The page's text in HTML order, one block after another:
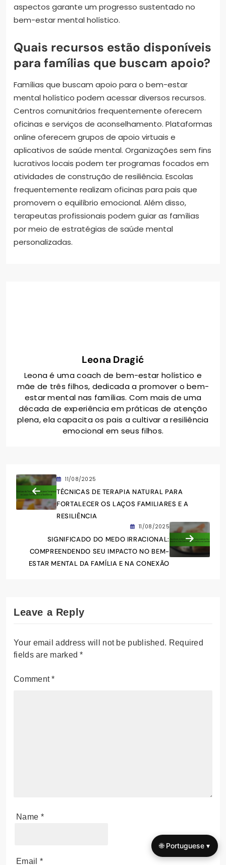
aspectos garante um progresso sustentado no
bem-estar mental holístico.
Quais recursos estão disponíveis
para famílias que buscam apoio?
Famílias que buscam apoio para o bem-estar
mental holístico podem acessar diversos recursos.
Centros comunitários frequentemente oferecem
oficinas e serviços de aconselhamento. Plataformas
online oferecem grupos de apoio virtuais e
aplicativos de saúde mental. Organizações sem fins
lucrativos locais podem ter programas focados em
atividades de construção de resiliência. Escolas
frequentemente realizam oficinas para pais que
promovem o equilíbrio emocional. Além disso,
terapeutas profissionais podem guiar as famílias
por meio de estratégias de saúde mental
personalizadas.
Leona Dragić
Leona é uma coach de bem-estar holístico e
mãe de três filhos, dedicada a promover o bem-
estar mental nas famílias. Com mais de uma
década de experiência em práticas de atenção
plena, ela capacita os pais a cultivar a resiliência
emocional em seus filhos.
11/08/2025
TÉCNICAS DE TERAPIA NATURAL PARA
FORTALECER OS LAÇOS FAMILIARES E A
RESILIÊNCIA
11/08/2025
SIGNIFICADO DO MEDO IRRACIONAL:
COMPREENDENDO SEU IMPACTO NO BEM-
ESTAR MENTAL DA FAMÍLIA E NA CONEXÃO
Leave a Reply
Your email address will not be published. Required
fields are marked*
Comment*
Name *
Email *
🌐 Portuguese ▾